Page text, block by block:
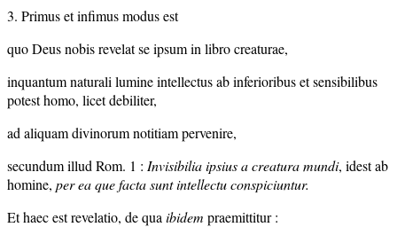
3. Primus et infimus modus est
quo Deus nobis revelat se ipsum in libro creaturae,
inquantum naturali lumine intellectus ab inferioribus et sensibilibus
potest homo, licet debiliter,
ad aliquam divinorum notitiam pervenire,
secundum illud Rom. 1 : Invisibilia ipsius a creatura mundi, idest ab
homine, per ea que facta sunt intellectu conspiciuntur.
Et haec est revelatio, de qua ibidem praemittitur :